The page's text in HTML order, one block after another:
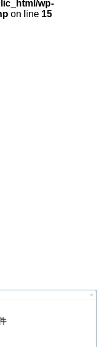
wp-
on line 15